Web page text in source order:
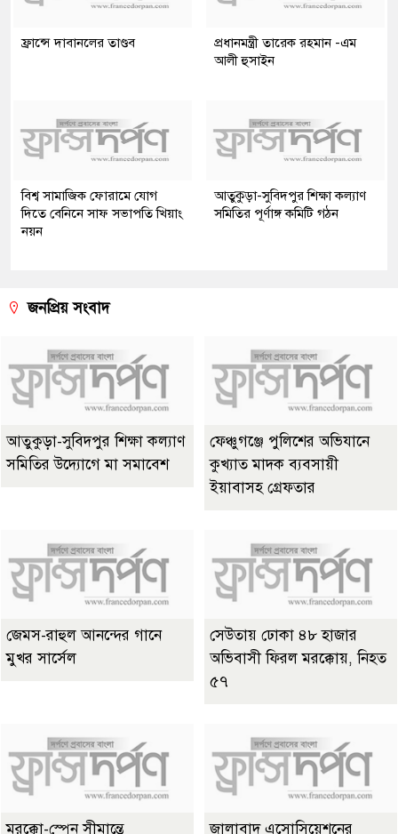
ফ্রান্সে দাবানলের তাণ্ডব
প্রধানমন্ত্রী তারেক রহমান -এম
আলী হুসাইন
বিশ্ব সামাজিক ফোরামে যোগ
দিতে বেনিনে সাফ সভাপতি খিয়াং
নয়ন
আতুকুড়া-সুবিদপুর শিক্ষা কল্যাণ
সমিতির পূর্ণাঙ্গ কমিটি গঠন
জনপ্রিয় সংবাদ
আতুকুড়া-সুবিদপুর শিক্ষা কল্যাণ
সমিতির উদ্যোগে মা সমাবেশ
ফেঞ্চুগঞ্জে পুলিশের অভিযানে
কুখ্যাত মাদক ব্যবসায়ী
ইয়াবাসহ গ্রেফতার
জেমস-রাহুল আনন্দের গানে
মুখর সার্সেল
সেউতায় ঢোকা ৪৮ হাজার
অভিবাসী ফিরল মরক্কোয়, নিহত
৫৭
মরক্কো-স্পেন সীমান্তে জালাবাদ এসোসিয়েশনের